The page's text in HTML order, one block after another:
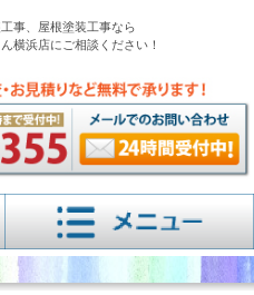
事、屋根塗装工事なら
横浜店にご相談ください！